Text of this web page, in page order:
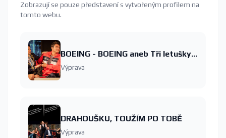
Zobrazují se pouze představení s vytvořeným profilem na
tomto webu.
BOEING - BOEING aneb Tři letušky v Paříži
Výprava
DRAHOUŠKU, TOUŽÍM PO TOBĚ
Výprava